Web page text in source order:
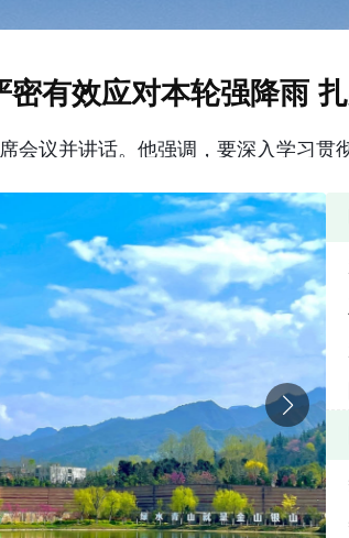
有效应对本轮强降雨